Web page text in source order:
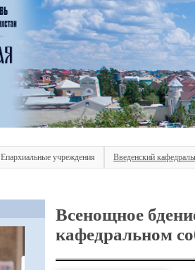
Епархиальные учреждения Введенский
Всенощное
кафедральном